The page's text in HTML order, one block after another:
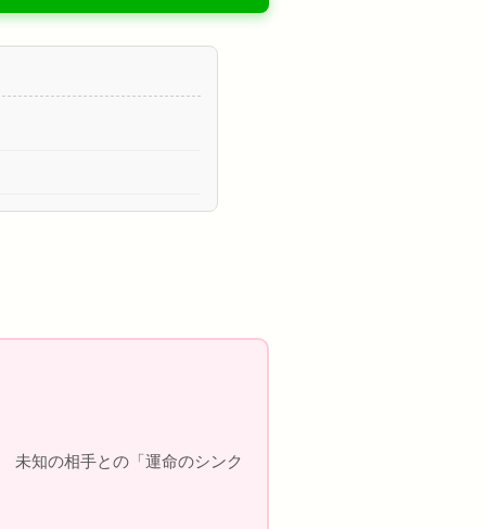
未知の相手との「運命のシンク